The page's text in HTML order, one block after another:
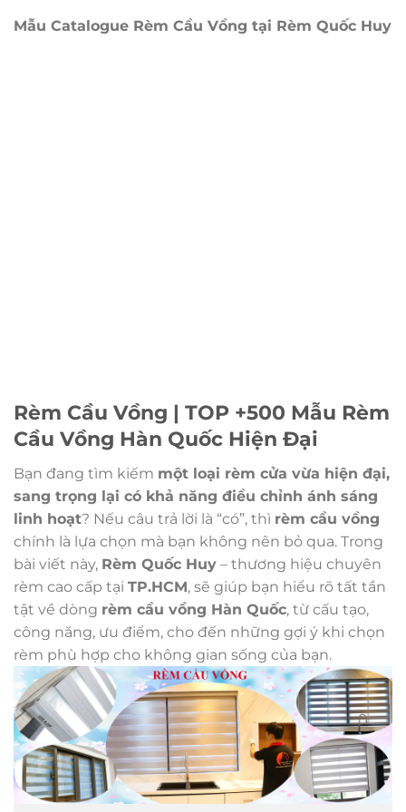
Mẫu Catalogue Rèm Cầu Vồng tại Rèm Quốc Huy
Rèm Cầu Vồng | TOP +500 Mẫu Rèm
Cầu Vồng Hàn Quốc Hiện Đại
Bạn đang tìm kiếm một loại rèm cửa vừa hiện đại,
sang trọng lại có khả năng điều chỉnh ánh sáng
linh hoạt? Nếu câu trả lời là “có”, thì rèm cầu vồng
chính là lựa chọn mà bạn không nên bỏ qua. Trong
bài viết này, Rèm Quốc Huy – thương hiệu chuyên
rèm cao cấp tại TP.HCM, sẽ giúp bạn hiểu rõ tất tần
tật về dòng rèm cầu vồng Hàn Quốc, từ cấu tạo,
công năng, ưu điểm, cho đến những gợi ý khi chọn
rèm phù hợp cho không gian sống của bạn.
1,099,000₫.